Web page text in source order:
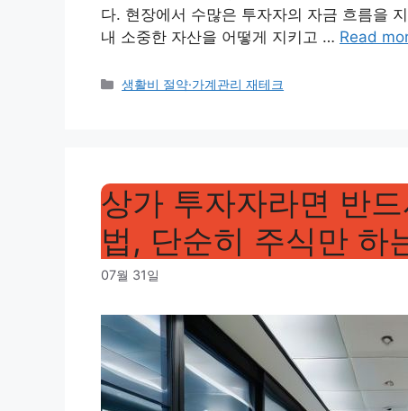
다. 현장에서 수많은 투자자의 자금 흐름을
내 소중한 자산을 어떻게 지키고 … Read
Categories
생활비 절약·가계관리 재테크
상가 투자자라면 반드
법, 단순히 주식만 하
07월 31일